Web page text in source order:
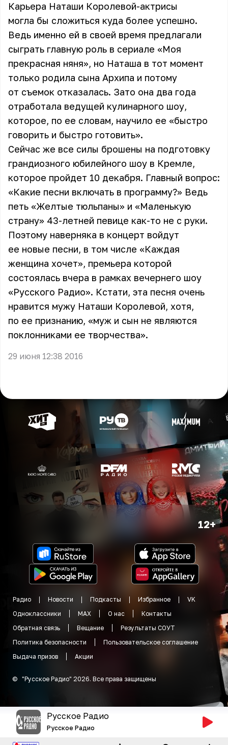
Карьера Наташи Королевой-актрисы
могла бы сложиться куда более успешно.
Ведь именно ей в своей время предлагали
сыграть главную роль в сериале «Моя
прекрасная няня», но Наташа в тот момент
только родила сына Архипа и потому
от съемок отказалась. Зато она два года
отработала ведущей кулинарного шоу,
которое, по ее словам, научило ее «быстро
говорить и быстро готовить».
Сейчас же все силы брошены на подготовку
грандиозного юбилейного шоу в Кремле,
которое пройдет 10 декабря. Главный вопрос:
«Какие песни включать в программу?» Ведь
петь «Желтые тюльпаны» и «Маленькую
страну» 43-летней певице как-то не с руки.
Поэтому наверняка в концерт войдут
ее новые песни, в том числе «Каждая
женщина хочет», премьера которой
состоялась вчера в рамках вечернего шоу
«Русского Радио». Кстати, эта песня очень
нравится мужу Наташи Королевой, хотя,
по ее признанию, «муж и сын не являются
поклонниками ее творчества».
29 июня 12:38 2016
12+
Радио Новости Подкасты Избранное
VK
Одноклассники
MAX О нас
Контакты
Обратная связь
Вещание
Результаты СОУТ
Политика безопасности
Пользовательское соглашение
Выдача призов
Акции
© "Русское Радио" 2026. Все права защищены
Русское Радио
Русское Радио